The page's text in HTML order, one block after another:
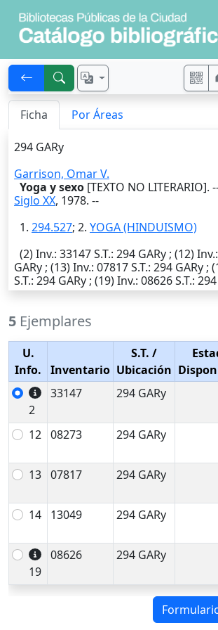
Ficha Por Áreas
294 GARy
Garrison, Omar V.
Yoga y sexo [TEXTO NO LITERARIO].
Siglo XX, 1978. --
1. 294.527; 2. YOGA (HINDUISMO)
(2)Inv.: 33147S.T.: 294 GARy ; (12)Inv.
GARy ; (13)Inv.: 07817S.T.: 294 GARy ;
S.T.: 294 GARy ; (19)Inv.: 08626S.T.:
5 Ejemplares
U.
Info.
Inventario
S.T. /
Ubicación
2
33147 294 GARy
12 08273 294 GARy
13 07817 294 GARy
14 13049 294 GARy
19
08626 294 GARy